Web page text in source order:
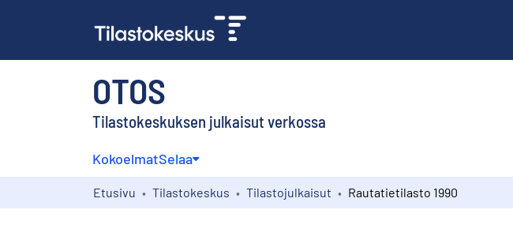
OTOS
Tilastokeskuksen julkaisut verkossa
KokoelmatSelaa
Etusivu Tilastokeskus Tilastojulkaisut Rautatietilasto 1990